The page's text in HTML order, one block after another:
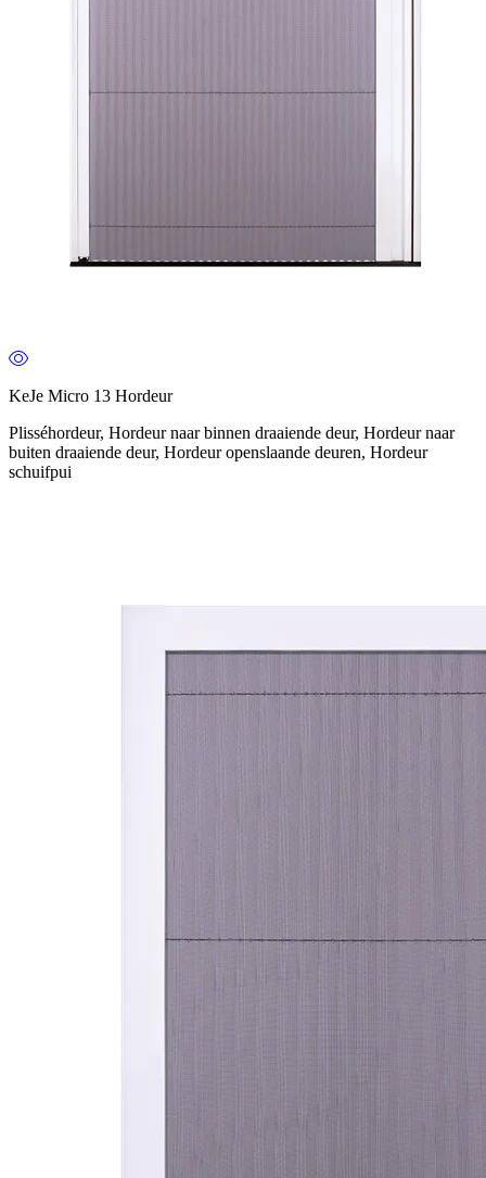
KeJe Micro 13 Hordeur
Plisséhordeur, Hordeur naar binnen draaiende deur, Hordeur naar
buiten draaiende deur, Hordeur openslaande deuren, Hordeur
schuifpui